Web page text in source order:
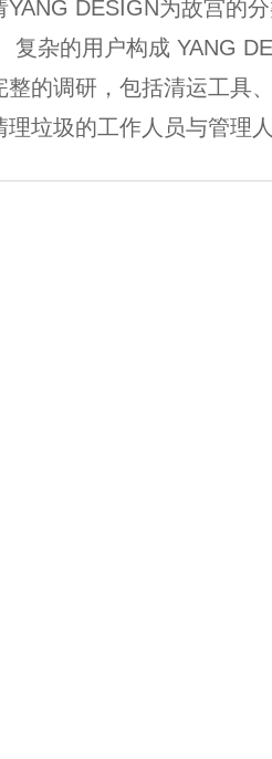
YANG DESIGN为故宫的
复杂的用户构成 YANG
整的调研，包括清运工具
理垃圾的工作人员与管理